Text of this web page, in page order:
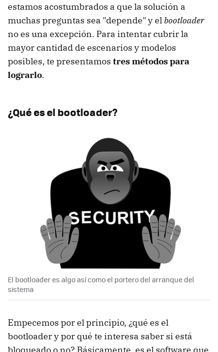
estamos acostumbrados a que la solución a
muchas preguntas sea "depende" y elbootloader
no es una excepción. Para intentar cubrir la
mayor cantidad de escenarios y modelos
posibles, te presentamos tres métodos para
lograrlo.
¿Qué es el bootloader?
El bootloader es algo así como el portero del arranque del
sistema
Empecemos por el principio, ¿qué es el
bootloader y por qué te interesa saber si está